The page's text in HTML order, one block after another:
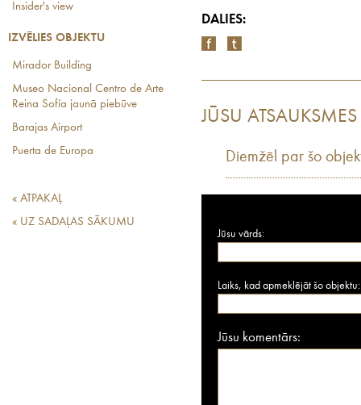
Insider's view
IZVĒLIES OBJEKTU
Mirador Building
Museo Nacional Centro de Arte
Reina Sofía jaunā piebūve
Barajas Airport
Puerta de Europa
« ATPAKAĻ
« UZ SADAĻAS SĀKUMU
DALIES:
JŪSU ATSAUKSMES
Diemžēl par šo
Jūsu vārds:
Laiks, kad apmeklējāt šo objektu:
Jūsu komentārs: